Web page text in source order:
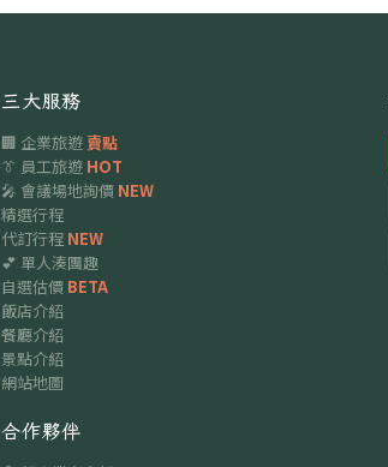
三大服務
🏢 企業旅遊賣點
👔 員工旅遊 HOT
🎤 會議場地詢價 NEW
精選行程
代訂行程 NEW
💕 單人湊團趣
自選估價 BETA
飯店介紹
餐廳介紹
景點介紹
網站地圖
合作夥伴